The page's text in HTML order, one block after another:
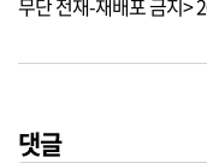
댓글